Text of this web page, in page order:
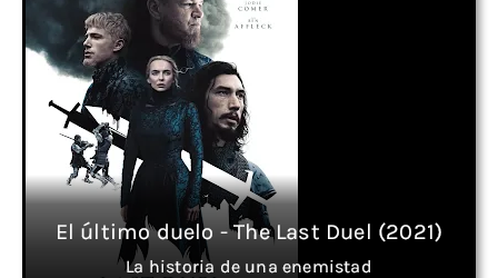
El último duelo - The Last Duel (2021)
La historia de una enemistad